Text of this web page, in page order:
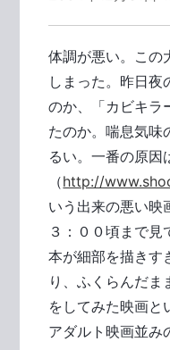
体調が悪い。この
しまった。昨日夜
のか、「カビキラ
たのか。喘息気味
るい。一番の原因
（http://
いう出来の悪い映
３：００頃まで
本が細部を描きす
り、ふくらんだま
をしてみた映画と
アダルト映画並み